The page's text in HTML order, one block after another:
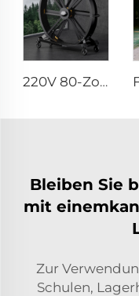
220V 80-Zoll-Ruhe-Pedestalventilator 2000mm Aluminium-Stehlufthubventilator
Bleiben Sie
mit
Zur
Schulen,